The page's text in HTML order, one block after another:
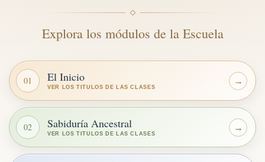
Explora los módulos de la Escuela
01 El Inicio
VER LOS TITULOS DE LAS CLASES
→
02 Sabiduría Ancestral
VER LOS TITULOS DE LAS CLASES
→